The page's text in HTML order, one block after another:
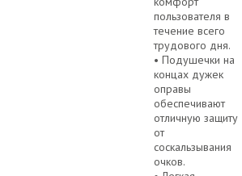
пользователя в
течение всего
трудового дня.
• Подушечки на
концах дужек
оправы
обеспечивают
отличную защиту
от
соскальзывания
очков.